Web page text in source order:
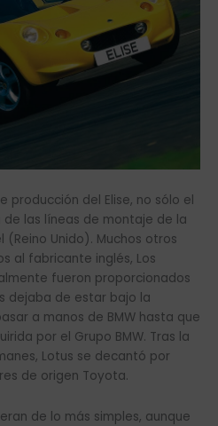
producción del Elise, no sólo el
las líneas de montaje de la
Unido). Muchos otros
al fabricante inglés, Los
fueron proporcionados
dejaba de estar bajo la
a manos de BMW hasta que
por el Grupo BMW. Tras la
Lotus se decantó por
de origen Toyota.
de lo más simples, aunque